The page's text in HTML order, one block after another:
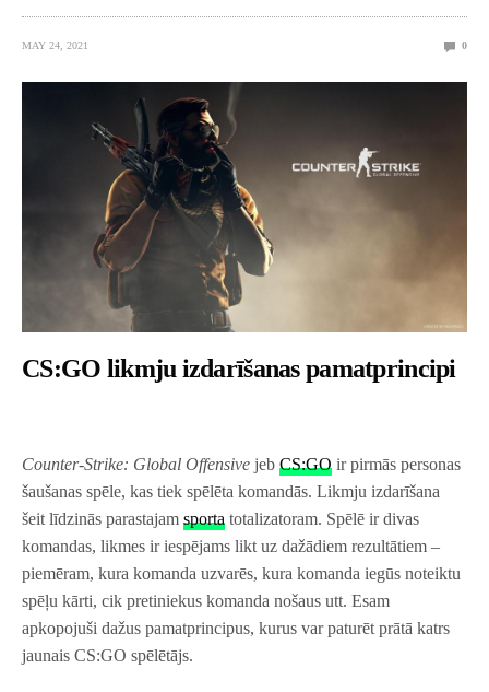
MAY 24, 2021 0
CS:GO likmju izdarīšanas pamatprincipi
Counter-Strike: Global Offensive jebCS:GO ir pirmās personas
šaušanas spēle, kas tiek spēlēta komandās. Likmju izdarīšana
šeit līdzinās parastajamsporta totalizatoram. Spēlē ir divas
komandas, likmes ir iespējams likt uz dažādiem rezultātiem –
piemēram, kura komanda uzvarēs, kura komanda iegūs noteiktu
spēļu kārti, cik pretiniekus komanda nošaus utt. Esam
apkopojuši dažus pamatprincipus, kurus var paturēt prātā katrs
jaunais CS:GO spēlētājs.